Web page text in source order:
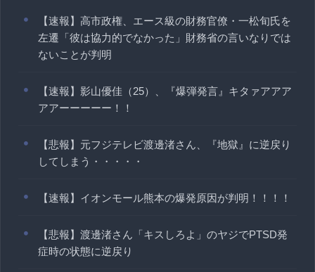
【速報】高市政権、エース級の財務官僚・一松旬氏を
左遷「彼は協力的でなかった」財務省の言いなりでは
ないことが判明
【速報】影山優佳（25）、『爆弾発言』キタァアアア
アアーーーーー！！
【悲報】元フジテレビ渡邊渚さん、『地獄』に逆戻り
してしまう・・・・・
【速報】イオンモール熊本の爆発原因が判明！！！！
【悲報】渡邊渚さん「キスしろよ」のヤジでPTSD発
症時の状態に逆戻り